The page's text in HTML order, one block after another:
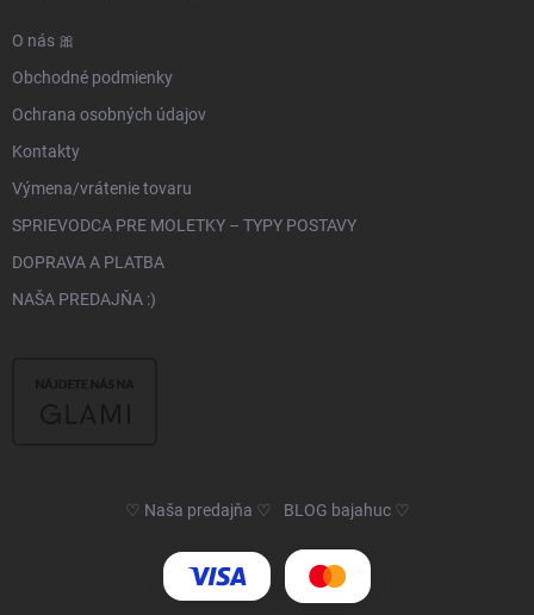
O nás 🎀
Obchodné podmienky
Ochrana osobných údajov
Kontakty
Výmena/vrátenie tovaru
SPRIEVODCA PRE MOLETKY – TYPY POSTAVY
DOPRAVA A PLATBA
NAŠA PREDAJŇA :)
♡ Naša predajňa ♡ BLOG bajahuc ♡